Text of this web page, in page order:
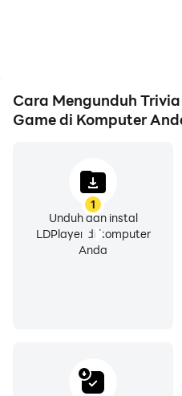
Cara Mengunduh
Game di Komputer
1
Unduh dan instal
LDPlayer di komputer
Anda